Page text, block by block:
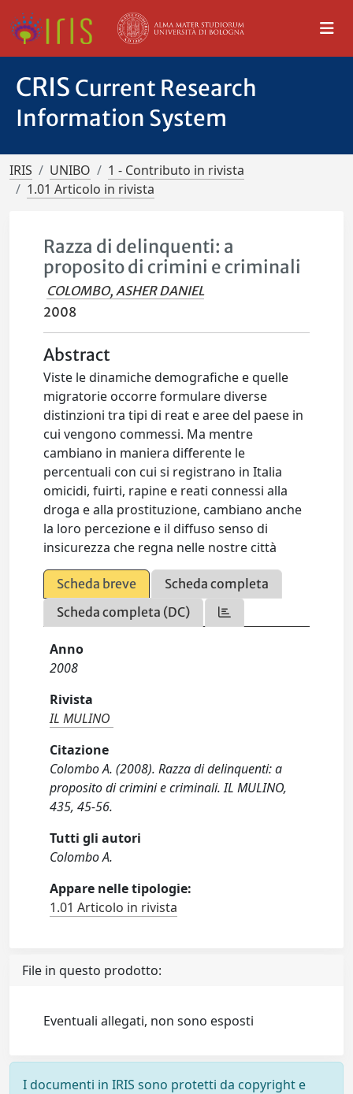
CRIS Current Research
Information System
IRIS UNIBO
1 - Contributo in rivista
1.01 Articolo in rivista
Razza di delinquenti: a
proposito di crimini e criminali
COLOMBO, ASHER DANIEL
2008
Abstract
Viste le dinamiche demografiche e quelle
migratorie occorre formulare diverse
distinzioni tra tipi di reat e aree del paese in
cui vengono commessi. Ma mentre
cambiano in maniera differente le
percentuali con cui si registrano in Italia
omicidi, fuirti, rapine e reati connessi alla
droga e alla prostituzione, cambiano anche
la loro percezione e il diffuso senso di
insicurezza che regna nelle nostre città
Scheda breve
Scheda completa
Scheda completa (DC)
Anno
2008
Rivista
IL MULINO
Citazione
Colombo A. (2008). Razza di delinquenti: a
proposito di crimini e criminali. IL MULINO,
435, 45-56.
Tutti gli autori
Colombo A.
Appare nelle tipologie:
1.01 Articolo in rivista
File in questo prodotto:
Eventuali allegati, non sono esposti
I documenti in IRIS sono protetti da copyright e